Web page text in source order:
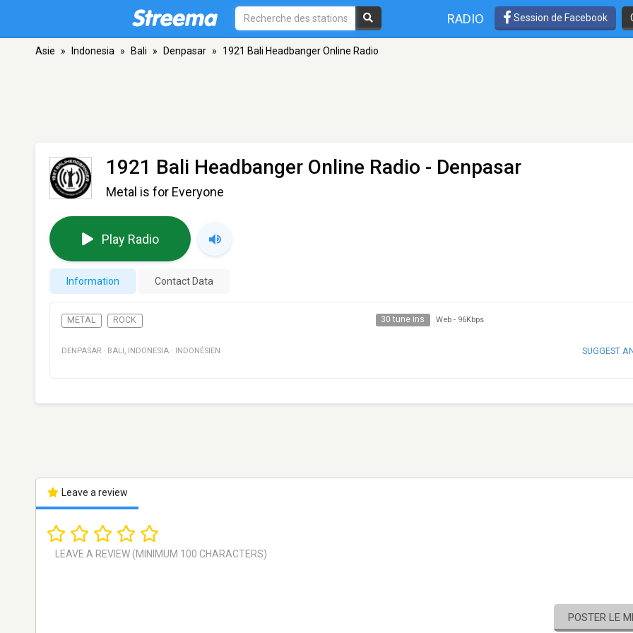
RADIO Session de Facebook
Asie » Indonesia » Bali » Denpasar » 1921 Bali Headbanger Online Radio
1921 Bali Headbanger Online Radio - Denpasar
Metal is for Everyone
Play Radio
Information Contact Data
METAL ROCK 30 tune ins Web - 96Kbps
DENPASAR · BALI , INDONESIA · INDONÉSIEN SUGGEST
Leave a review
POSTER LE